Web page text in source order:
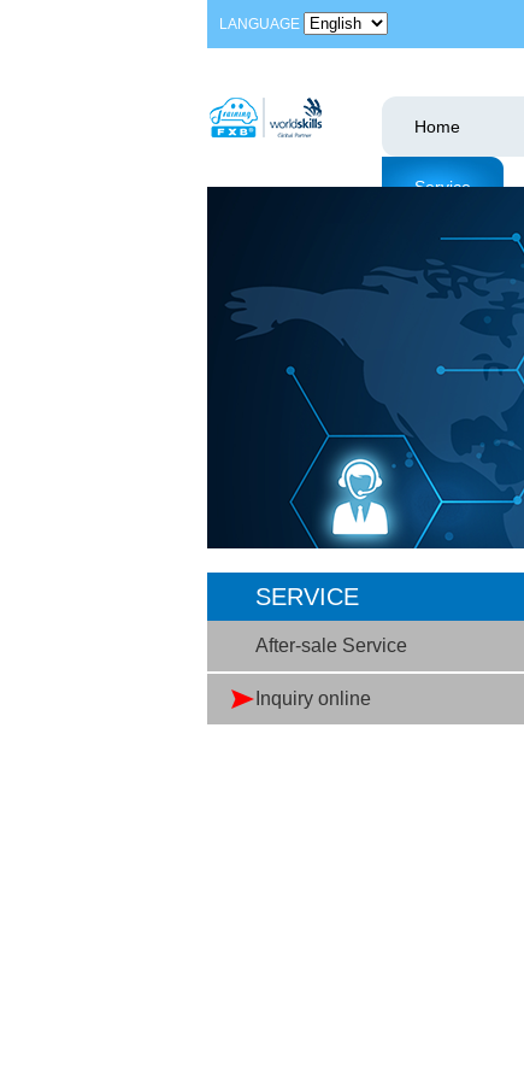
LANGUAGE
Home
Service
SERVICE
After-sale Service
Inquiry online